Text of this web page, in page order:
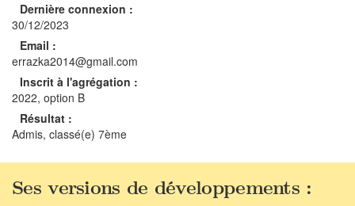
Dernière connexion :
30/12/2023
Email :
errazka2014@gmail.com
Inscrit à l'agrégation :
2022, option B
Résultat :
Admis, classé(e) 7ème
Ses versions de développements :